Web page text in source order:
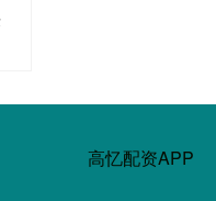
高忆配资APP